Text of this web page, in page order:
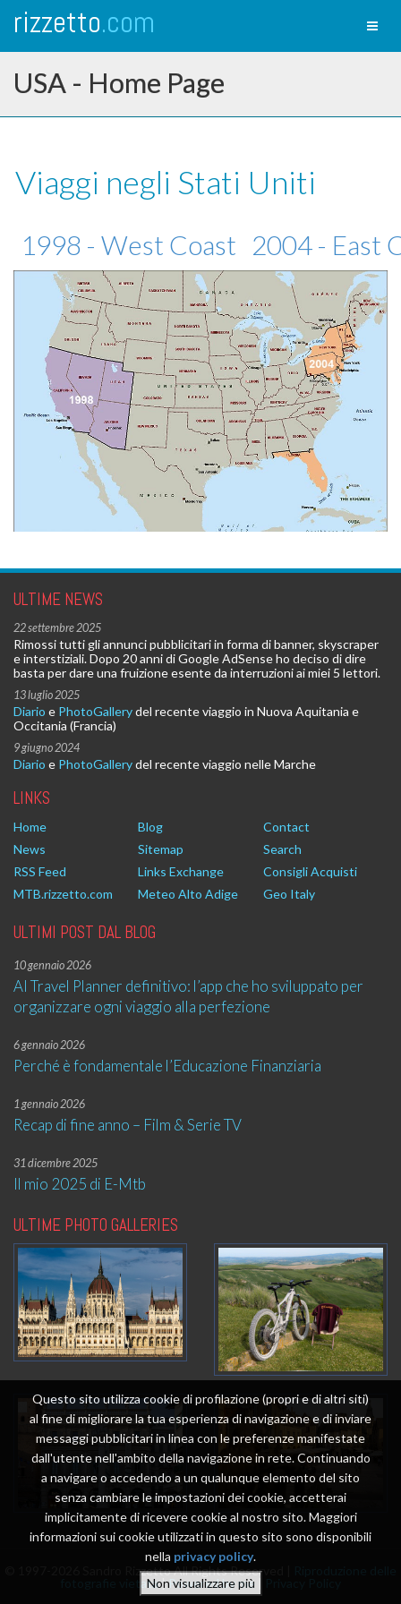
rizzetto.com
USA - Home Page
Viaggi negli Stati Uniti
1998 - West Coast 2004 - East
ULTIME NEWS
22 settembre 2025
Rimossi tutti gli annunci pubblicitari in forma di banner, skyscraper
e interstiziali. Dopo 20 anni di Google AdSense ho deciso di dire
basta per dare una fruizione esente da interruzioni ai miei 5 lettori.
13 luglio 2025
Diario e PhotoGallerydel recente viaggio in Nuova Aquitania e
Occitania (Francia)
9 giugno 2024
Diario e PhotoGallerydel recente viaggio nelle Marche
LINKS
Home Blog
Contact
News
Sitemap
Search
RSS Feed
Links Exchange
Consigli Acquisti
MTB.rizzetto.com
Meteo Alto Adige Geo Italy
ULTIMI POST DAL BLOG
10 gennaio 2026
AI Travel Planner definitivo: l’app che ho sviluppato per
organizzare ogni viaggio alla perfezione
6 gennaio 2026
Perché è fondamentale l’Educazione Finanziaria
1 gennaio 2026
Recap di fine anno – Film & Serie TV
31 dicembre 2025
Il mio 2025 di E-Mtb
ULTIME PHOTO GALLERIES
© 1997-2026 Sandro Rizzetto All Rights Reserved |
fotografie vietata|Powered by me
Questo sito utilizza cookie di profilazione (propri e di altri siti)
al fine di migliorare la tua esperienza di navigazione e di inviare
messaggi pubblicitari in linea con le preferenze manifestate
dall'utente nell'ambito della navigazione in rete. Continuando
a navigare o accedendo a un qualunque elemento del sito
senza cambiare le impostazioni dei cookie, accetterai
implicitamente di ricevere cookie al nostro sito. Maggiori
informazioni sui cookie utilizzati in questo sito sono disponibili
nella privacy policy.